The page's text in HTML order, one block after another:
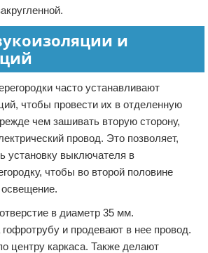
и
часто устанавливают
чтобы провести их в отделенную
чем зашивать вторую сторону,
провод. Это позволяет,
установку выключателя в
чтобы во второй половине
в диаметр 35 мм.
и продевают в нее провод.
центру каркаса. Также делают